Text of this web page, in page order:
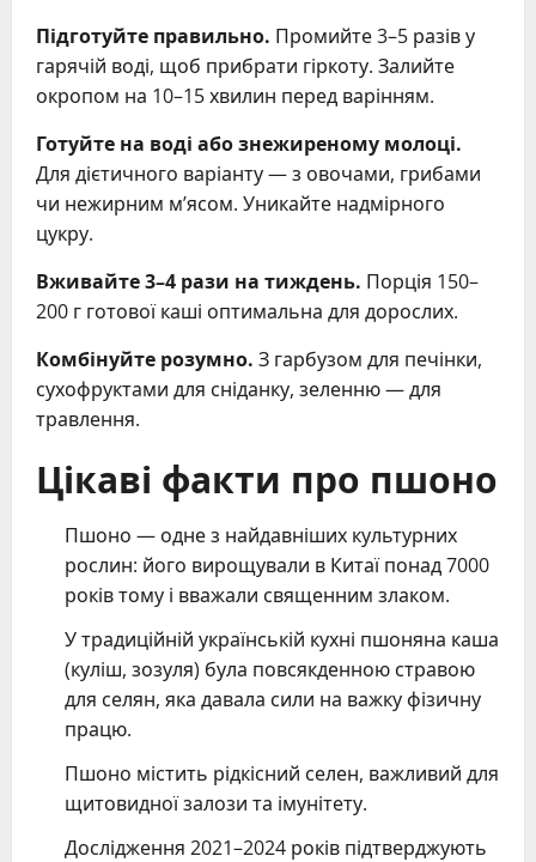
Підготуйте правильно. Промийте 3–5 разів у
гарячій воді, щоб прибрати гіркоту. Залийте
окропом на 10–15 хвилин перед варінням.
Готуйте на воді або знежиреному молоці.
Для дієтичного варіанту — з овочами, грибами
чи нежирним м’ясом. Уникайте надмірного
цукру.
Вживайте 3–4 рази на тиждень. Порція 150–
200 г готової каші оптимальна для дорослих.
Комбінуйте розумно. З гарбузом для печінки,
сухофруктами для сніданку, зеленню — для
травлення.
Цікаві факти про пшоно
Пшоно — одне з найдавніших культурних
рослин: його вирощували в Китаї понад 7000
років тому і вважали священним злаком.
У традиційній українській кухні пшоняна каша
(куліш, зозуля) була повсякденною стравою
для селян, яка давала сили на важку фізичну
працю.
Пшоно містить рідкісний селен, важливий для
щитовидної залози та імунітету.
Дослідження 2021–2024 років підтверджують